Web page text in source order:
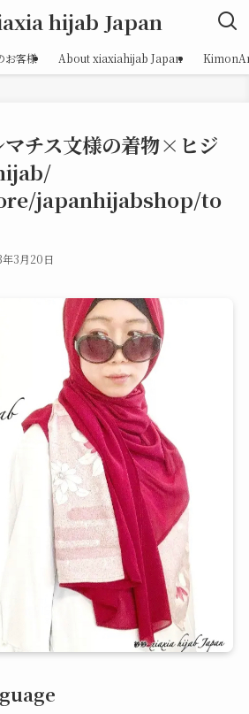
hijab Japan
お客様 About xiaxiahijab Japan
マチス文様の着物×ヒジ
japanhijabshop/to
3月20日